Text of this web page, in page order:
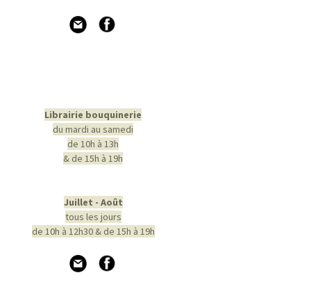
Librairie bouquinerie
du mardi au samedi
de 10h à 13h
& de 15h à 19h
Juillet - Août
tous les jours
de 10h à 12h30 & de 15h à 19h